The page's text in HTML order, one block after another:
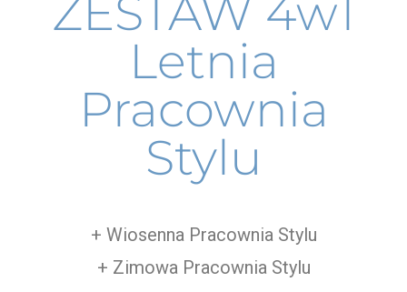
ZESTAW 4w1
Letnia
Pracownia
Stylu
+ Wiosenna Pracownia Stylu
+ Zimowa Pracownia Stylu